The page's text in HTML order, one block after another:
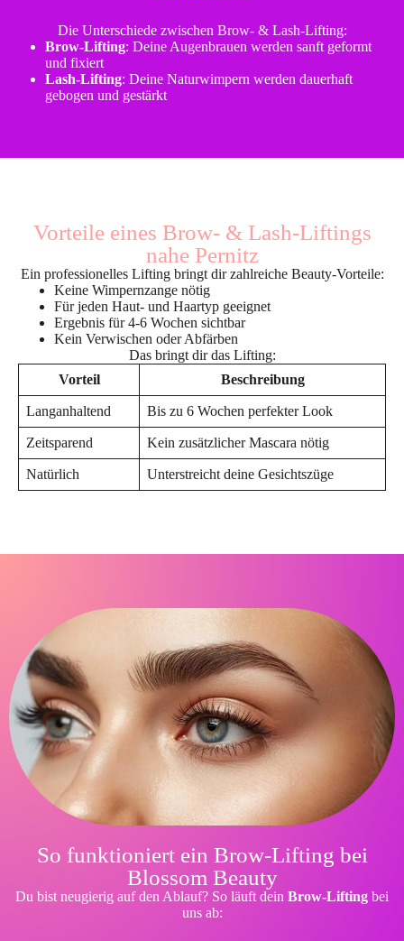
Die Unterschiede zwischen Brow- & Lash-Lifting:
Brow-Lifting: Deine Augenbrauen werden sanft geformt
und fixiert
Lash-Lifting: Deine Naturwimpern werden dauerhaft
gebogen und gestärkt
Vorteile eines Brow- & Lash-Liftings
nahe Pernitz
Ein professionelles Lifting bringt dir zahlreiche Beauty-Vorteile:
Keine Wimpernzange nötig
Für jeden Haut- und Haartyp geeignet
Ergebnis für 4-6 Wochen sichtbar
Kein Verwischen oder Abfärben
Das bringt dir das Lifting:
Vorteil
Beschreibung
Langanhaltend Bis zu 6 Wochen perfekter Look
Zeitsparend Kein zusätzlicher Mascara nötig
Natürlich Unterstreicht deine Gesichtszüge
So funktioniert ein Brow-Lifting bei
Blossom Beauty
Du bist neugierig auf den Ablauf? So läuft dein Brow-Lifting bei
uns ab: